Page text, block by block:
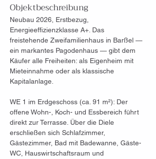
Objektbeschreibung
Neubau 2026, Erstbezug,
Energieeffizienzklasse A+. Das
freistehende Zweifamilienhaus in Barßel —
ein markantes Pagodenhaus — gibt dem
Käufer alle Freiheiten: als Eigenheim mit
Mieteinnahme oder als klassische
Kapitalanlage.
WE 1 im Erdgeschoss (ca. 91 m²): Der
offene Wohn-, Koch- und Essbereich führt
direkt zur Terrasse. Über die Diele
erschließen sich Schlafzimmer,
Gästezimmer, Bad mit Badewanne, Gäste-
WC, Hauswirtschaftsraum und